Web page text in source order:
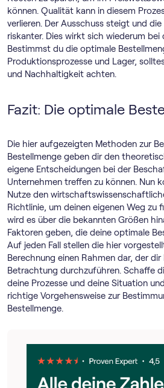
können. Qualität kann in diesem
verlieren. Der Ausschuss steigt und
riskanter. Dies wirkt sich wiederum bei
Bestimmst du die optimale
Produktionsprozesse und Lager,
und Nachhaltigkeit achten.
Fazit: Die optimale
Die hier aufgezeigten Methoden zur
Bestellmenge geben dir den
eigene Entscheidungen bei der
Unternehmen treffen zu können. Nun
Nutze den
Richtlinie, um deinen eigenen Weg zu
wird es über die bekannten Größen
Faktoren geben, die deine optimale
Auf jeden Fall stellen die hier
Berechnung einen Rahmen dar, der
Betrachtung durchzuführen. Schaffe
deine Prozesse und deine Situation
richtige Vorgehensweise zur
Bestellmenge.